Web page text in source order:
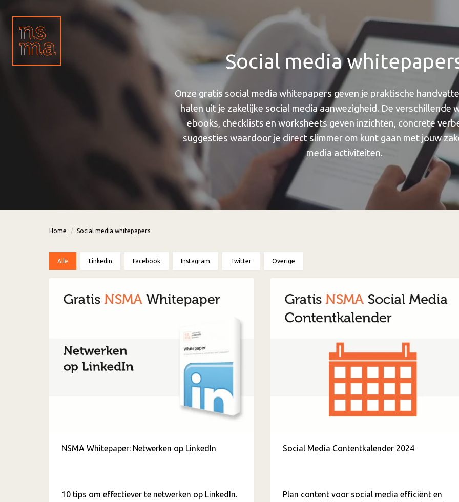
Social media
Onze gratis social media whitepapers geven je praktische
halen uit je zakelijke social media aanwezigheid. De verschillende
ebooks, checklists en worksheets geven inzichten, concrete
suggesties waardoor je direct slimmer om kunt gaan met jouw
media activiteiten.
Home Social media whitepapers
Alle Linkedin Facebook Instagram Twitter Overige
NSMA Whitepaper: Netwerken op LinkedIn
10 tips om effectiever te netwerken op LinkedIn.
Social Media Contentkalender 2024
Plan content voor social media efficiënt en